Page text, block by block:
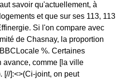
savoir qu'actuellement, à
et que sur ses 113, 113
Si l'on compare avec
de Chasnay, la proportion
%. Certaines
avance, comme [la ville
[//]:<>(Ci-joint, on peut